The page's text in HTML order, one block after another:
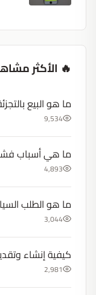
🔥 الأكثر
ما هو البيع
9,534
ما هي أسباب فشل
4,893
ما هو الطلب
3,044
كيفية إنشاء
2,981